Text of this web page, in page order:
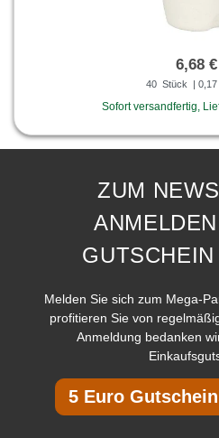
6,68
40 Stück |
Sofort versandfertig,
ZUM
Melden Sie sich zum Mega-
profitieren Sie von
Anmeldung bedanken
5 Euro